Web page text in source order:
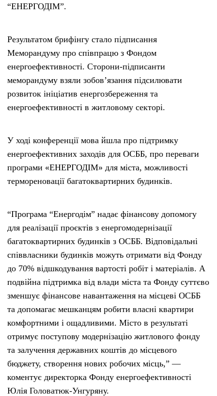
“ЕНЕРГОДІМ”.
Результатом брифінгу стало підписання
Меморандуму про співпрацю з Фондом
енергоефективності. Сторони-підписанти
меморандуму взяли зобов’язання підсилювати
розвиток ініціатив енергозбереження та
енергоефективності в житловому секторі.
У ході конференції мова йшла про підтримку
енергоефективних заходів для ОСББ, про переваги
програми «ЕНЕРГОДІМ» для міста, можливості
термореновації багатоквартирних будинків.
“Програма “Енергодім” надає фінансову допомогу
для реалізації проєктів з енергомодернізації
багатоквартирних будинків з ОСББ. Відповідальні
співвласники будинків можуть отримати від Фонду
до 70% відшкодування вартості робіт і матеріалів. А
подвійна підтримка від влади міста та Фонду суттєво
зменшує фінансове навантаження на місцеві ОСББ
та допомагає мешканцям робити власні квартири
комфортними і ощадливими. Місто в результаті
отримує поступову модернізацію житлового фонду
та залучення державних коштів до місцевого
бюджету, створення нових робочих місць,” —
коментує директорка Фонду енергоефективності
Юлія Головатюк-Унгуряну.